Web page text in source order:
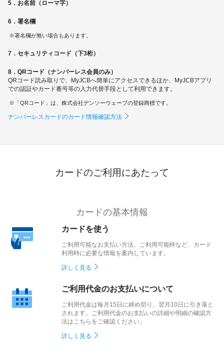
5．お名前（ローマ字）
6．署名欄
署名欄が無い場合もあります。
7．セキュリティコード（下3桁）
8．QRコード（ナンバーレス会員のみ）
QRコード読み取りで、MyJCBへ簡単にアクセスできるほか、MyJCBアプリ
での認証やカード番号等の入力代替手段として利用できます。
「QRコード」は、株式会社デンソーウェーブの登録商標です。
ナンバーレスカードのカード情報確認方法
カードのご利用にあたって
カードの基本情報
カードを使う
ご利用可能なお支払い方法、ご利用可能枠など、カード
利用時に必要な情報を案内しています。
詳しく見る
ご利用代金のお支払いについて
ご利用代金は毎月15日に締め切り、翌月10日に引き落と
されます。ご利用代金のお支払いの詳細や明細の確認方
法はこちらをご確認ください。
詳しく見る